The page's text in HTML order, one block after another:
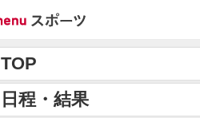
TOP
日程・結果